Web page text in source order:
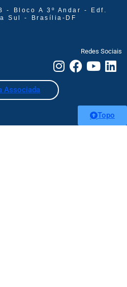
- Bloco A 3º Andar - Edf.
Sul - Brasília-DF
Redes Sociais
Associada
Topo